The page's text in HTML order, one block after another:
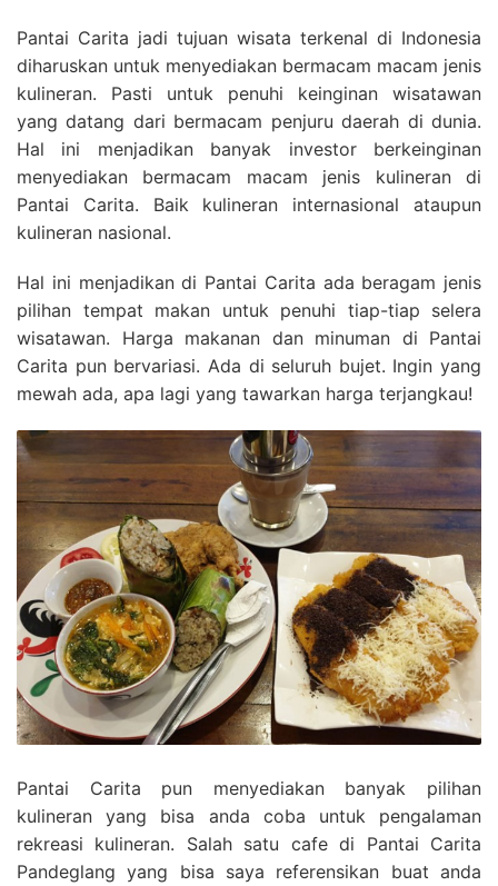
Pantai Carita jadi tujuan wisata terkenal di Indonesia
diharuskan untuk menyediakan bermacam macam jenis
kulineran. Pasti untuk penuhi keinginan wisatawan
yang datang dari bermacam penjuru daerah di dunia.
Hal ini menjadikan banyak investor berkeinginan
menyediakan bermacam macam jenis kulineran di
Pantai Carita. Baik kulineran internasional ataupun
kulineran nasional.
Hal ini menjadikan di Pantai Carita ada beragam jenis
pilihan tempat makan untuk penuhi tiap-tiap selera
wisatawan. Harga makanan dan minuman di Pantai
Carita pun bervariasi. Ada di seluruh bujet. Ingin yang
mewah ada, apa lagi yang tawarkan harga terjangkau!
Pantai Carita pun menyediakan banyak pilihan
kulineran yang bisa anda coba untuk pengalaman
rekreasi kulineran. Salah satu cafe di Pantai Carita
Pandeglang yang bisa saya referensikan buat anda